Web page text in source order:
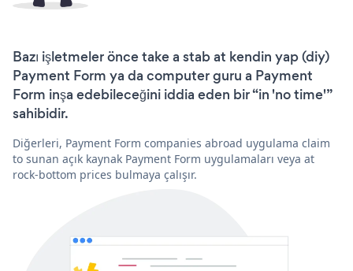
Bazı işletmeler önce take a stab at kendin yap (diy)
Payment Form ya da computer guru a Payment
Form inşa edebileceğini iddia eden bir “in 'no time'”
sahibidir.
Diğerleri, Payment Form companies abroad uygulama claim
to sunan açık kaynak Payment Form uygulamaları veya at
rock-bottom prices bulmaya çalışır.